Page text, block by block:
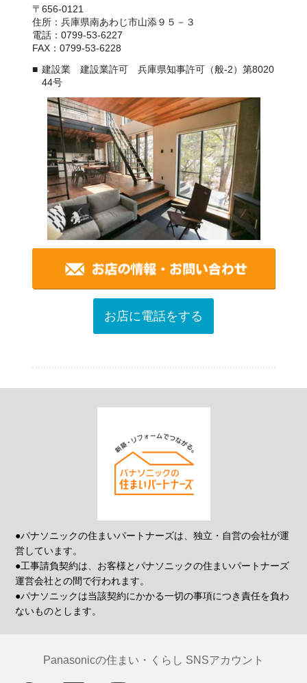
〒656-0121
住所：兵庫県南あわじ市山添９５－３
電話：0799-53-6227
FAX：0799-53-6228
建設業 建設業許可 兵庫県知事許可（般-2）第8020
44号
お店に電話をする
●パナソニックの住まいパートナーズは、独立・自営の会社が運
営しています。
●工事請負契約は、お客様とパナソニックの住まいパートナーズ
運営会社との間で行われます。
●パナソニックは当該契約にかかる一切の事項につき責任を負わ
ないものとします。
Panasonicの住まい・くらし SNSアカウント